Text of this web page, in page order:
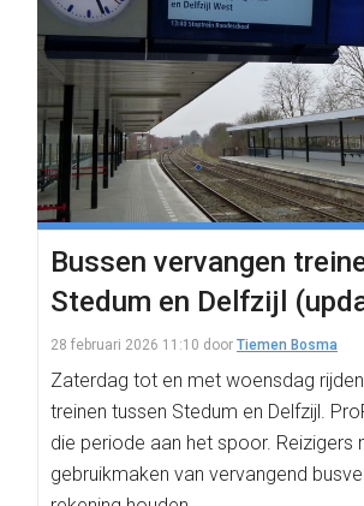
Bussen vervangen
Stedum en Delfzijl
28 februari 2026 11:10 door Tiemen Bosma
Zaterdag tot en met woensdag
treinen tussen Stedum en Delfzijl.
die periode aan het spoor. Reizigers
gebruikmaken van vervangend